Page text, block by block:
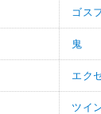
ゴス
鬼
エク
ツイ